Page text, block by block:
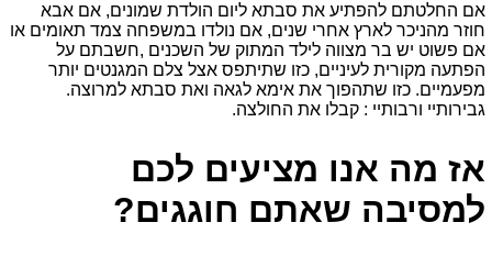
אם החלטתם להפתיע את סבתא ליום הולדת שמונים, אם אבא
חוזר מהניכר לארץ אחרי שנים, אם נולדו במשפחה צמד תאומים או
אם פשוט יש בר מצווה לילד המתוק של השכנים ,חשבתם על
הפתעה מקורית לעיניים, כזו שתיתפס אצל צלם המגנטים יותר
מפעמיים. כזו שתהפוך את אימא לגאה ואת סבתא למרוצה.
גבירותיי ורבותיי : קבלו את החולצה.
אז מה אנו מציעים לכם
למסיבה שאתם חוגגים?